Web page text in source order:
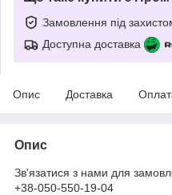
Замовлення під
Доступна доставка
Опис Доставка
Опис
Зв'язатися з нами для
+38-050-550-19-04